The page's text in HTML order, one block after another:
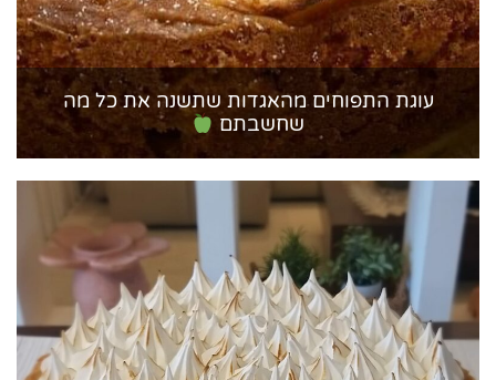
עוגת התפוחים מהאגדות שתשנה את כל מה
שחשבתם